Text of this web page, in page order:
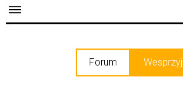
Forum Wesprzyj